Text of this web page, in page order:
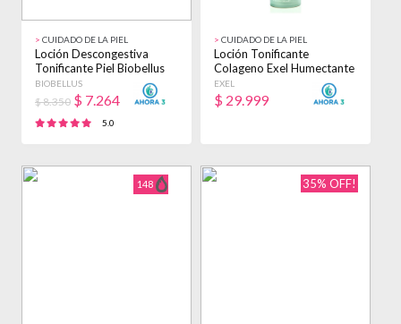
> CUIDADO DE LA PIEL
Loción Descongestiva
Tonificante Piel Biobellus
250ml Todas Día/noche
BIOBELLUS
$ 8.350 $ 7.264
5.0
> CUIDADO DE LA PIEL
Loción Tonificante
Colageno Exel Humectante
Piel X 250ml Todo Tipo De
Piel
EXEL
$ 29.999
148 35% OFF!